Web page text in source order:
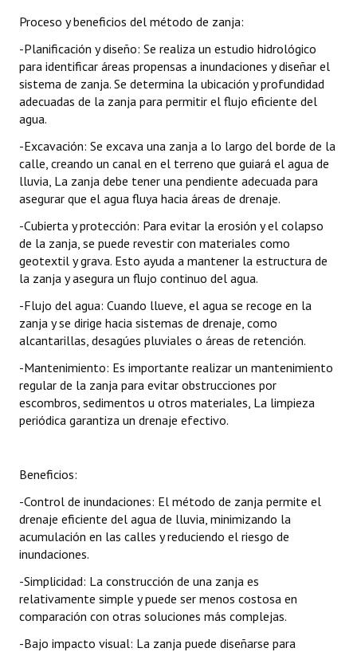
Proceso y beneficios del método de zanja:
-Planificación y diseño: Se realiza un estudio hidrológico
para identificar áreas propensas a inundaciones y diseñar el
sistema de zanja. Se determina la ubicación y profundidad
adecuadas de la zanja para permitir el flujo eficiente del
agua.
-Excavación: Se excava una zanja a lo largo del borde de la
calle, creando un canal en el terreno que guiará el agua de
lluvia, La zanja debe tener una pendiente adecuada para
asegurar que el agua fluya hacia áreas de drenaje.
-Cubierta y protección: Para evitar la erosión y el colapso
de la zanja, se puede revestir con materiales como
geotextil y grava. Esto ayuda a mantener la estructura de
la zanja y asegura un flujo continuo del agua.
-Flujo del agua: Cuando llueve, el agua se recoge en la
zanja y se dirige hacia sistemas de drenaje, como
alcantarillas, desagúes pluviales o áreas de retención.
-Mantenimiento: Es importante realizar un mantenimiento
regular de la zanja para evitar obstrucciones por
escombros, sedimentos u otros materiales, La limpieza
periódica garantiza un drenaje efectivo.
Beneficios:
-Control de inundaciones: El método de zanja permite el
drenaje eficiente del agua de lluvia, minimizando la
acumulación en las calles y reduciendo el riesgo de
inundaciones.
-Simplicidad: La construcción de una zanja es
relativamente simple y puede ser menos costosa en
comparación con otras soluciones más complejas.
-Bajo impacto visual: La zanja puede diseñarse para